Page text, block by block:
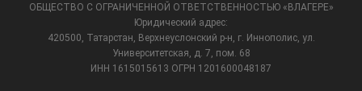
ОБЩЕСТВО С ОГРАНИЧЕННОЙ ОТВЕТСТВЕННОСТЬЮ «ВЛАГЕРЕ»
Юридический адрес:
420500, Татарстан, Верхнеуслонский р-н, г. Иннополис, ул.
Университетская,
д. 7, пом. 68
ИНН 1615015613 ОГРН 1201600048187